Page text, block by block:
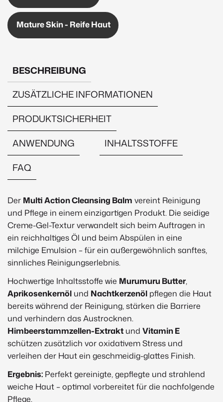
Mature Skin - Reife Haut
BESCHREIBUNG
ZUSÄTZLICHE INFORMATIONEN
PRODUKTSICHERHEIT
ANWENDUNG
INHALTSSTOFFE
FAQ
Beschreibung
Multi Action
Der Multi Action Cleansing Balm vereint Reinigung
und Pflege in einem einzigartigen Produkt. Die seidige
Creme-Gel-Textur verwandelt sich beim Auftragen in
ein reichhaltiges Öl und beim Abspülen in eine
milchige Emulsion – für ein außergewöhnlich sanftes,
sinnliches Reinigungserlebnis.
Hochwertige Inhaltsstoffe wie Murumuru Butter,
Aprikosenkernöl und Nachtkerzenöl pflegen die Haut
bereits während der Reinigung, stärken die Barriere
und verhindern das Austrocknen.
Himbeerstammzellen-Extrakt und Vitamin E
schützen zusätzlich vor oxidativem Stress und
verleihen der Haut ein geschmeidig-glattes Finish.
Ergebnis: Perfekt gereinigte, gepflegte und strahlend
weiche Haut – optimal vorbereitet für die nachfolgende
Pflege.